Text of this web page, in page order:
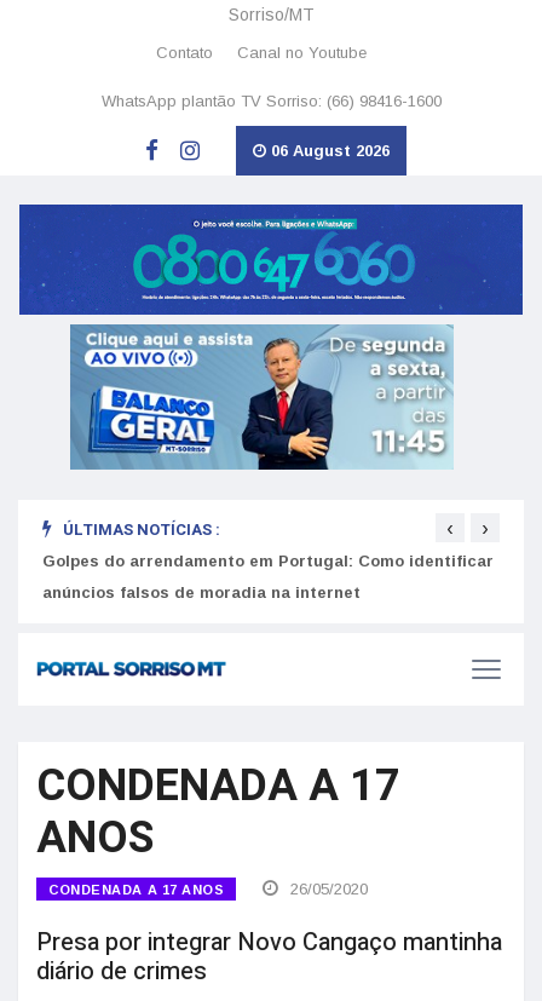
Sorriso/MT
Contato Canal no Youtube
WhatsApp plantão TV Sorriso: (66) 98416-1600
06 August 2026
ÚLTIMAS NOTÍCIAS :
Golpes do arrendamento em Portugal: Como identificar
anúncios falsos de moradia na internet
‹ ›
CONDENADA A 17
ANOS
CONDENADA A 17 ANOS 26/05/2020
Presa por integrar Novo Cangaço mantinha
diário de crimes